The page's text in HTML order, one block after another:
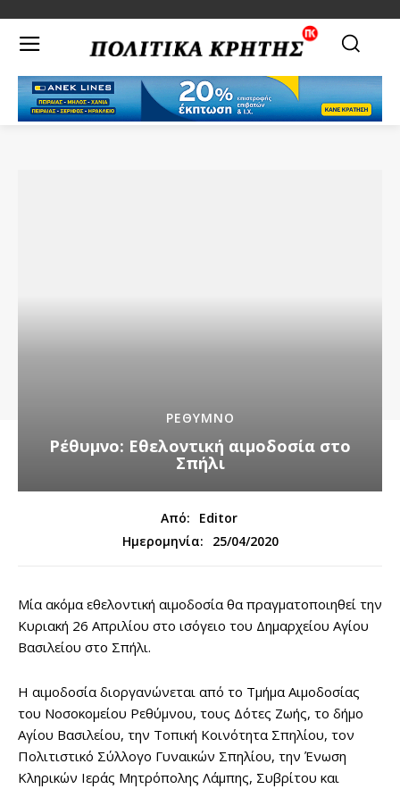
ΡΕΘΥΜΝΟ
Ρέθυμνο: Εθελοντική αιμοδοσία στο
Σπήλι
Από:
Editor
Ημερομηνία:
25/04/2020
Μία ακόμα εθελοντική αιμοδοσία θα πραγματοποιηθεί την
Κυριακή 26 Απριλίου στο ισόγειο του Δημαρχείου Αγίου
Βασιλείου στο Σπήλι.
Η αιμοδοσία διοργανώνεται από το Τμήμα Αιμοδοσίας
του Νοσοκομείου Ρεθύμνου, τους Δότες Ζωής, το δήμο
Αγίου Βασιλείου, την Τοπική Κοινότητα Σπηλίου, τον
Πολιτιστικό Σύλλογο Γυναικών Σπηλίου, την Ένωση
Κληρικών Ιεράς Μητρόπολης Λάμπης, Συβρίτου και